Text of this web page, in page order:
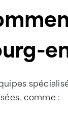
comme :